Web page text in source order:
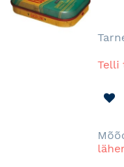
Telli